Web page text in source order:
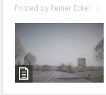
Posted by Reiner Eckel |